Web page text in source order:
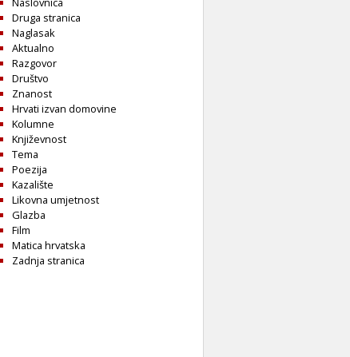
Druga stranica
Naglasak
Aktualno
Razgovor
Društvo
Znanost
Hrvati izvan domovine
Kolumne
Književnost
Tema
Poezija
Kazalište
Likovna umjetnost
Glazba
Film
Matica hrvatska
Zadnja stranica